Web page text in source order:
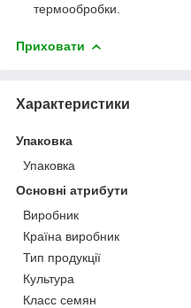
термообробки.
Приховати
Характеристики
Упаковка
Упаковка
Основні атрибути
Виробник
Країна виробник
Тип продукції
Культура
Класс семян